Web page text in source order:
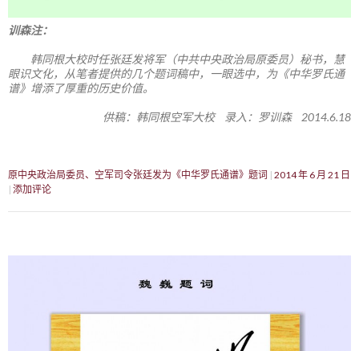
训森注：
韩同根大校时任张廷发将军（中共中央政治局原委员）秘书，慧
眼识文化，从笔者提供的几个题词稿中，一眼选中，为《中华罗氏通
谱》增添了厚重的历史价值。
供稿：韩同根空军大校 录入：罗训森 2014.6.18
原中央政治局委员、空军司令张廷发为《中华罗氏通谱》题词 2014 年 6 月 21 日
添加评论